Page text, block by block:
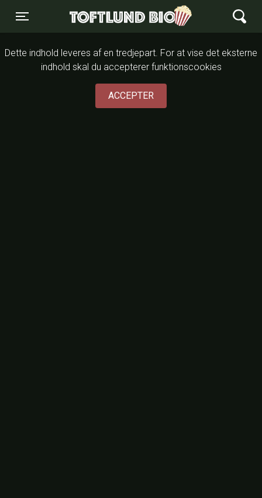
Toggle navigation
Toftlund Biograf
Dette indhold leveres af en tredjepart. For at vise det eksterne
indhold skal du accepterer funktionscookies
ACCEPTER